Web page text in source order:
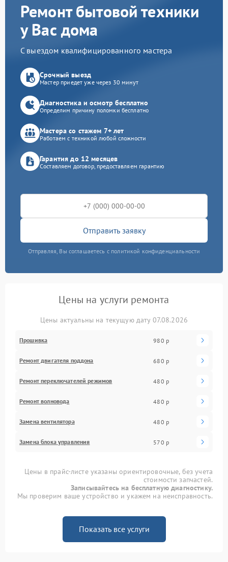
Ремонт бытовой техники
у Вас дома
С выездом квалифицированного мастера
Срочный выезд
Мастер приедет уже через 30 минут
Диагностика и осмотр бесплатно
Определим причину поломки бесплатно
Мастера со стажем 7+ лет
Работаем с техникой любой сложности
Гарантия до 12 месяцев
Составляем договор, предоставляем гарантию
Отправить заявку
Отправляя, Вы соглашаетесь с политикой конфиденциальности
Цены на услуги ремонта
Цены актуальны на текущую дату 07.08.2026
Прошивка 980 р
Ремонт двигателя поддона 680 р
Ремонт переключателей режимов 480 р
Ремонт волновода 480 р
Замена вентилятора 480 р
Замена блока управления 570 р
Цены в прайс-листе указаны ориентировочные, без учета
стоимости запчастей.
Записывайтесь на бесплатную диагностику.
Мы проверим ваше устройство и укажем на неисправность.
Показать все услуги